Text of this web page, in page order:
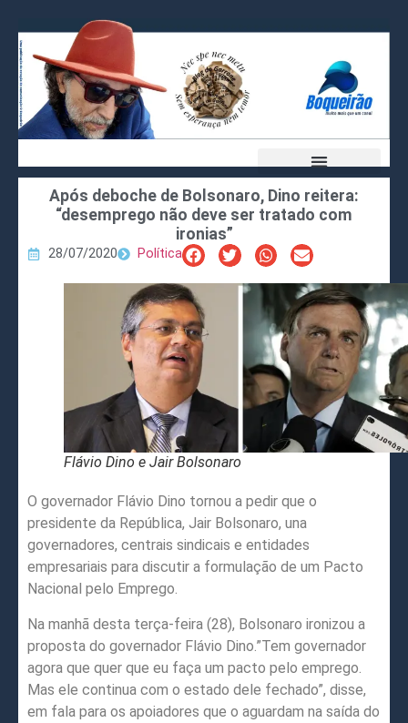
Após deboche de Bolsonaro, Dino reitera:
“desemprego não deve ser tratado com
ironias”
28/07/2020 Política
Flávio Dino e Jair Bolsonaro
O governador Flávio Dino tornou a pedir que o
presidente da República, Jair Bolsonaro, una
governadores, centrais sindicais e entidades
empresariais para discutir a formulação de um Pacto
Nacional pelo Emprego.
Na manhã desta terça-feira (28), Bolsonaro ironizou a
proposta do governador Flávio Dino.”Tem governador
agora que quer que eu faça um pacto pelo emprego.
Mas ele continua com o estado dele fechado”, disse,
em fala para os apoiadores que o aguardam na saída do